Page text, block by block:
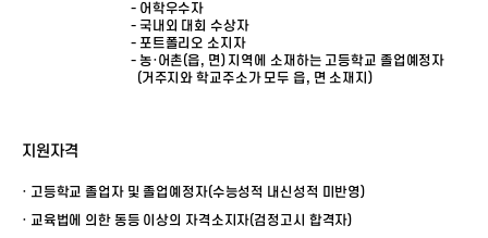
- 어학우수자
- 국내외 대회 수상자
- 포트폴리오 소지자
- 농·어촌(읍, 면) 지역에 소재하는 고등학교 졸업예정자
(거주지와 학교주소가 모두 읍, 면 소재지)
지원자격
· 고등학교 졸업자 및 졸업예정자(수능성적 내신성적 미반영)
· 교육법에 의한 동등 이상의 자격소지자(검정고시 합격자)